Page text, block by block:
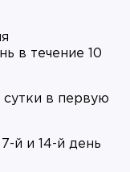
в течение 10
сутки в первую
й и 14-й день